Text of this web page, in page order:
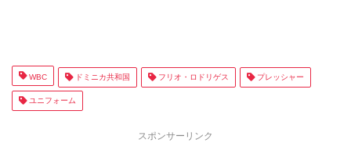
WBC ドミニカ共和国 フリオ・ロドリゲス プレッシャー
ユニフォーム
スポンサーリンク